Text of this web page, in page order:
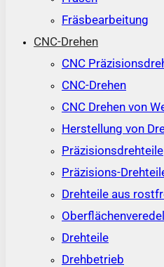
Fräsbearbeitung
CNC-Drehen
CNC
CNC-Drehen
CNC Drehen von
Herstellung von
Präzisionsdrehteile
Präzisions-
Drehteile aus
Drehteile
Drehbetrieb